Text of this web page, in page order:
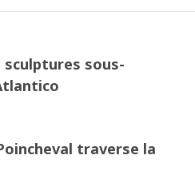
sculptures sous-
traverse la